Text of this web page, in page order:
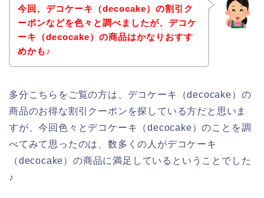
今回、デコケーキ（decocake）の割引ク
ーポンなどを色々と調べましたが、デコケ
ーキ（decocake）の商品はかなりおすす
めかも♪
多分こちらをご覧の方は、デコケーキ（decocake）の
商品のお得な割引クーポンを探している方だと思いま
すが、今回色々とデコケーキ（decocake）のことを調
べてみて思ったのは、数多くの人がデコケーキ
（decocake）の商品に満足しているということでした
♪